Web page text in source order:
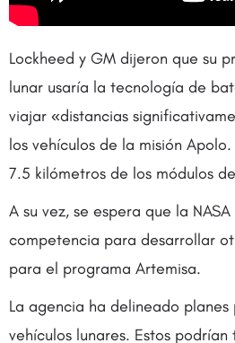
Lockheed y GM dijeron que su
lunar usaría la tecnología de
viajar «distancias
los vehículos de la misión
7.5 kilómetros de los módulos
A su vez, se espera que la
competencia para desarrollar
para el programa Artemisa.
La agencia ha delineado
vehículos lunares. Estos